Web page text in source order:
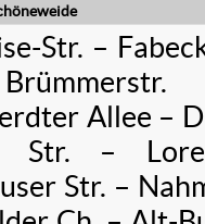
Str. –
Allee –
Str. –
Str. –